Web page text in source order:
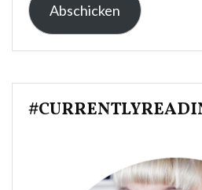
Adresse:
Abschicken